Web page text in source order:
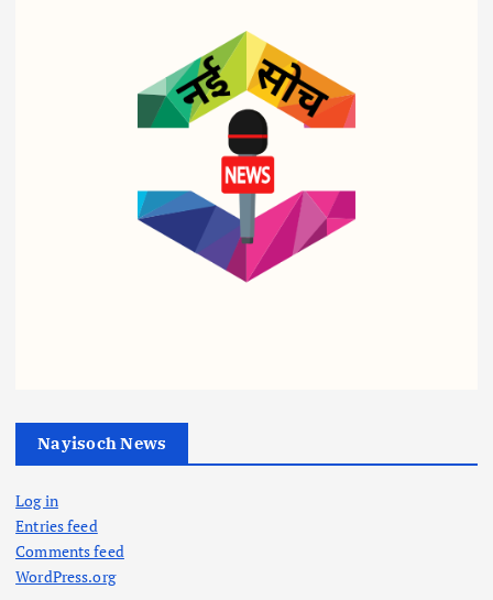
Nayisoch News
Log in
Entries feed
Comments feed
WordPress.org
एक्टिव
:
की
हाई
लेवल
व्यापार
ट्रिप